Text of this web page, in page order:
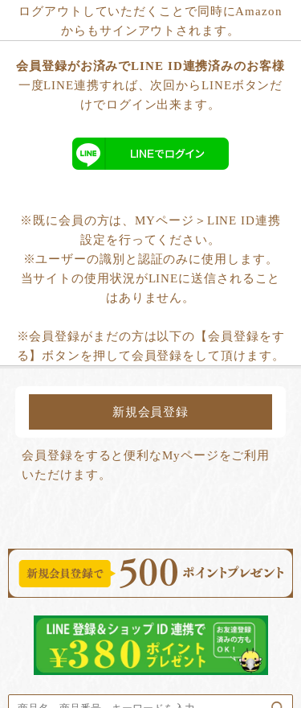
ログアウトしていただくことで同時にAmazon
からもサインアウトされます。
会員登録がお済みでLINE ID連携済みのお客様
一度LINE連携すれば、次回からLINEボタンだ
けでログイン出来ます。
※既に会員の方は、MYページ＞LINE ID連携
設定を行ってください。
※ユーザーの識別と認証のみに使用します。
当サイトの使用状況がLINEに送信されること
はありません。
※会員登録がまだの方は以下の【会員登録をす
る】ボタンを押して会員登録をして頂けます。
新規会員登録
会員登録をすると便利なMyページをご利用
いただけます。